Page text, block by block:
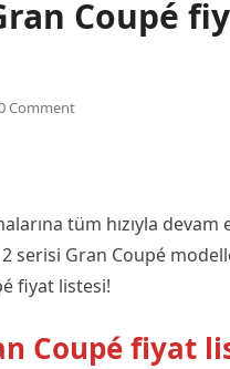
Coupé
Comment
tüm hızıyla
serisi Gran Coupé
fiyat listesi!
Coupé fiyat